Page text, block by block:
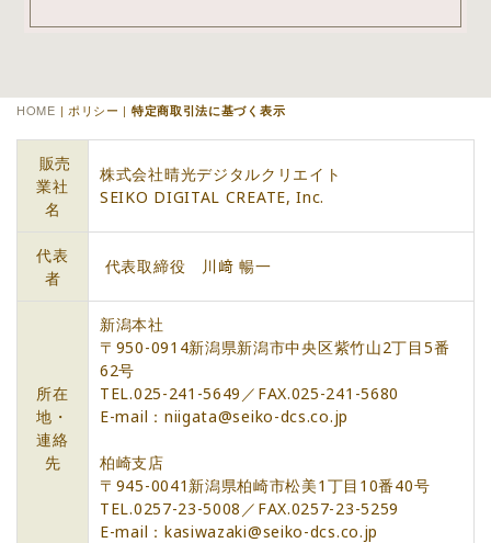
HOME | ポリシー | 特定商取引法に基づく表示
販売
業社
名
株式会社晴光デジタルクリエイト
SEIKO DIGITAL CREATE, Inc.
代表
者
代表取締役 川﨑 暢一
所在
地・
連絡
先
新潟本社
〒950-0914新潟県新潟市中央区紫竹山2丁目5番
62号
TEL.025-241-5649／FAX.025-241-5680
E-mail：niigata@seiko-dcs.co.jp
柏崎支店
〒945-0041新潟県柏崎市松美1丁目10番40号
TEL.0257-23-5008／FAX.0257-23-5259
E-mail：kasiwazaki@seiko-dcs.co.jp